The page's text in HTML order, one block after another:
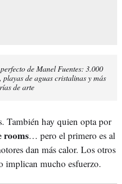
de Manel Fuentes: 3.000
playas de aguas cristalinas y más
de arte
También hay quien opta por
rooms… pero el primero es al
dan más calor. Los otros
implican mucho esfuerzo.